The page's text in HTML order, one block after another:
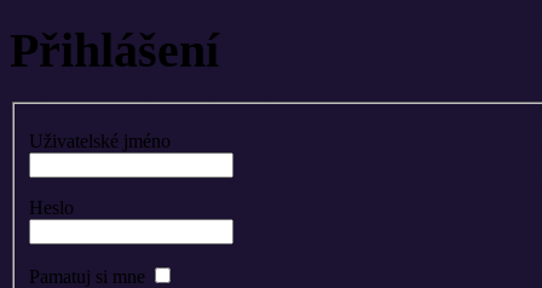
Přihlášení
Uživatelské jméno
Heslo
Pamatuj si mne